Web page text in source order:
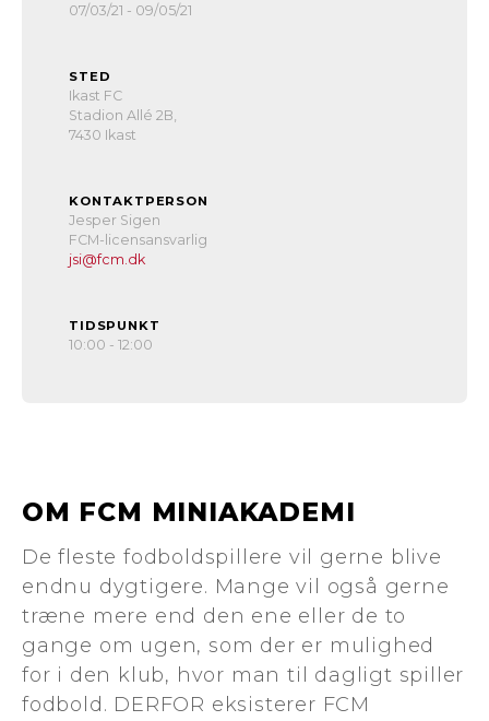
07/03/21 - 09/05/21
STED
Ikast FC
Stadion Allé 2B,
7430 Ikast
KONTAKTPERSON
Jesper Sigen
FCM-licensansvarlig
jsi@fcm.dk
TIDSPUNKT
10:00 - 12:00
OM FCM MINIAKADEMI
De fleste fodboldspillere vil gerne blive
endnu dygtigere. Mange vil også gerne
træne mere end den ene eller de to
gange om ugen, som der er mulighed
for i den klub, hvor man til dagligt spiller
fodbold. DERFOR eksisterer FCM